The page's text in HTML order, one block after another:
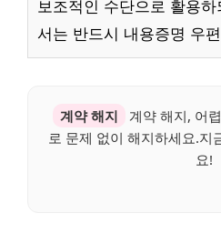
보조적인 수단으로 활용
서는 반드시 내용증명 우
계약 해지
계약 해지, 어
로 문제 없이 해지하세요.지
요!